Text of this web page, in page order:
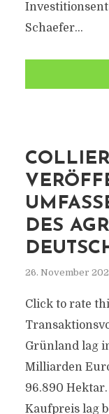
Schaefer...
DES
26. November
Click to rate
Grünland lag
Milliarden
96.890
Kaufpreis lag